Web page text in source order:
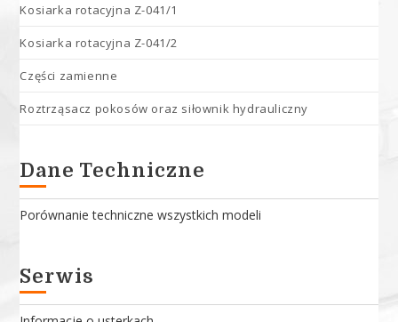
Kosiarka rotacyjna Z-041/1
Kosiarka rotacyjna Z-041/2
Części zamienne
Roztrząsacz pokosów oraz siłownik hydrauliczny
Dane Techniczne
Porównanie techniczne wszystkich modeli
Serwis